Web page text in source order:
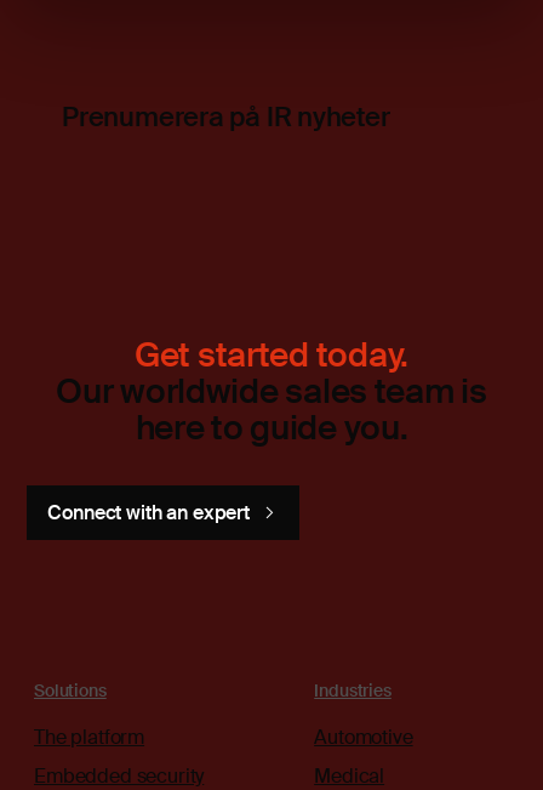
Prenumerera på IR nyheter
Get started today.
Our worldwide sales team is
here to guide you.
Connect with an expert
Solutions
The platform
Embedded security
Industries
Automotive
Medical